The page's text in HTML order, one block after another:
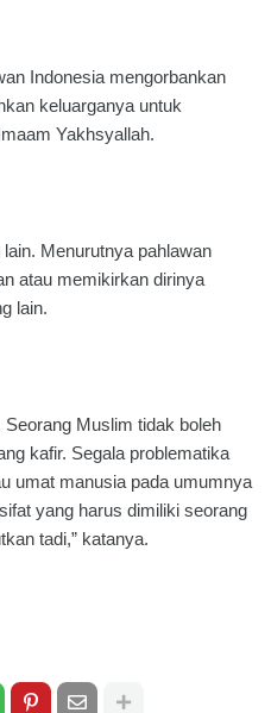
Indonesia mengorbankan
keluarganya untuk
Yakhsyallah.
Menurutnya pahlawan
atau memikirkan dirinya
lain.
Muslim tidak boleh
kafir. Segala problematika
umat manusia pada umumnya
yang harus dimiliki seorang
tadi,” katanya.